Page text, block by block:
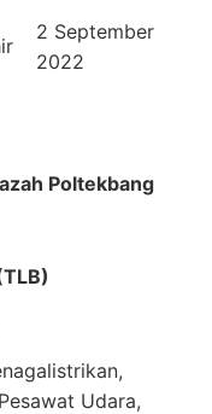
2 September
2022
Poltekbang
Udara,